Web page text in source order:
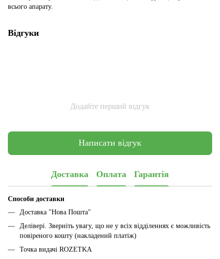
всього апарату.
Відгуки
Додайте перший відгук
Написати відгук
Доставка Оплата Гарантія
Способи доставки
Доставка "Нова Пошта"
Делівері. Зверніть увагу, що не у всіх відділеннях є можливість
повіреного кошту (накладений платіж)
Точка видачі ROZETKA